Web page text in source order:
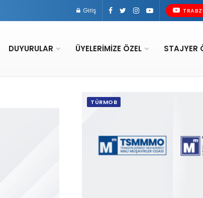
Giriş
DUYURULAR ÜYELERIMIZE ÖZEL STAJYER
TÜRMOB